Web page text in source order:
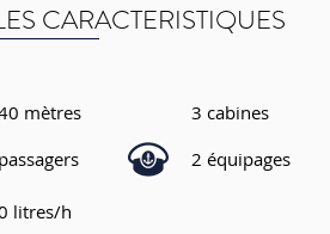
CARACTERISTIQUES
mètres
litres/h
3 cabines
2 équipages